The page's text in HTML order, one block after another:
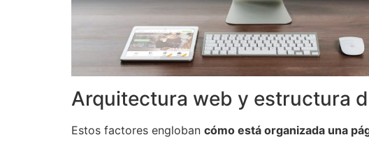
Arquitectura web y estructura
Estos factores engloban cómo está organizada una